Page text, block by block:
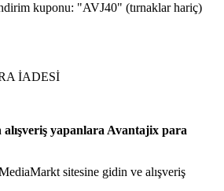
kuponu: "AVJ40" (tırnaklar hariç)
İADESİ
yapanlara Avantajix para
sitesine gidin ve alışveriş